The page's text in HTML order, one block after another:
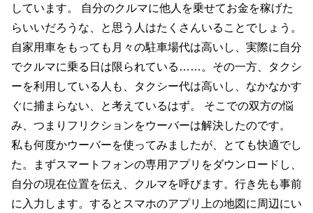
しています。 自分のクルマに他人を乗せてお金を稼げた
らいいだろうな、と思う人はたくさんいることでしょう。
自家用車をもっても月々の駐車場代は高いし、実際に自分
でクルマに乗る日は限られている……。その一方、タクシ
ーを利用している人も、タクシー代は高いし、なかなかす
ぐに捕まらない、と考えているはず。 そこでの双方の悩
み、つまりフリクションをウーバーは解決したのです。
私も何度かウーバーを使ってみましたが、とても快適でし
た。まずスマートフォンの専用アプリをダウンロードし、
自分の現在位置を伝え、クルマを呼びます。行き先も事前
に入力します。するとスマホのアプリ上の地図に周辺にい